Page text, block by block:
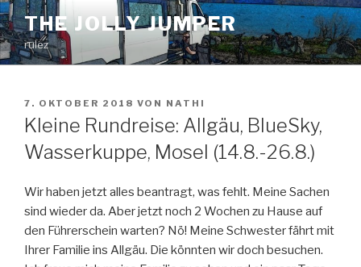
Zum
Inhalt
springen
THE JOLLY JUMPER
rulez
VERÖFFENTLICHT
AM
7. OKTOBER 2018 VON NATHI
Kleine Rundreise: Allgäu, BlueSky,
Wasserkuppe, Mosel (14.8.-26.8.)
Wir haben jetzt alles beantragt, was fehlt. Meine Sachen
sind wieder da. Aber jetzt noch 2 Wochen zu Hause auf
den Führerschein warten? Nö! Meine Schwester fährt mit
Ihrer Familie ins Allgäu. Die könnten wir doch besuchen.